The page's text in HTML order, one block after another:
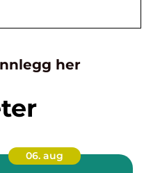
her
06. aug